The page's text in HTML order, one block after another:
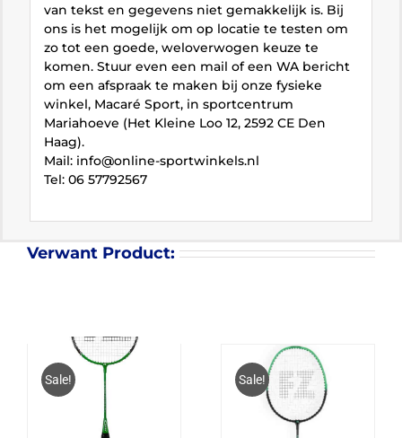
van tekst en gegevens niet gemakkelijk is. Bij
ons is het mogelijk om op locatie te testen om
zo tot een goede, weloverwogen keuze te
komen. Stuur even een mail of een WA bericht
om een afspraak te maken bij onze fysieke
winkel, Macaré Sport, in sportcentrum
Mariahoeve (Het Kleine Loo 12, 2592 CE Den
Haag).
Mail: info@online-sportwinkels.nl
Tel: 06 57792567
Verwant Product:
Sale! Sale!